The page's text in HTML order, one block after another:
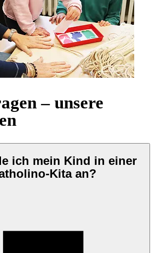
– unsere
ich mein Kind in einer
Kita an?